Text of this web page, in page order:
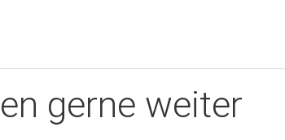
gerne weiter